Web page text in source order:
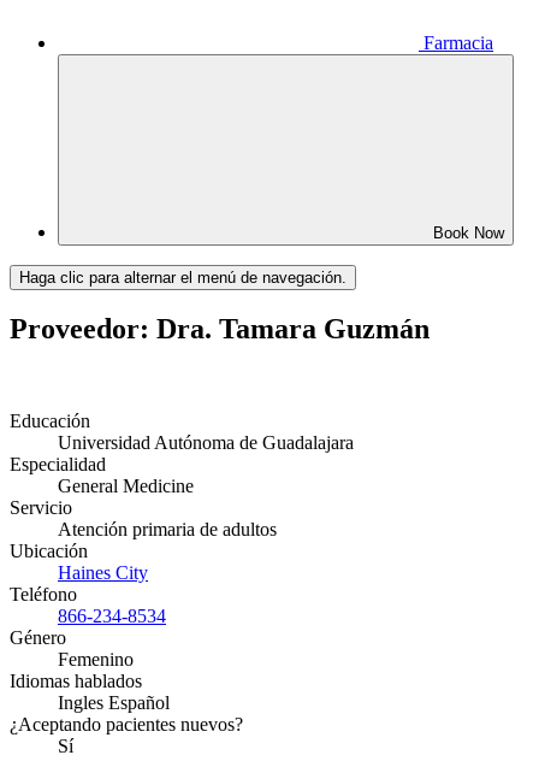
Farmacia
Book Now
Haga clic para alternar el menú de navegación.
Proveedor: Dra. Tamara Guzmán
Educación
Universidad Autónoma de Guadalajara
Especialidad
General Medicine
Servicio
Atención primaria de adultos
Ubicación
Haines City
Teléfono
866-234-8534
Género
Femenino
Idiomas hablados
Ingles Español
¿Aceptando pacientes nuevos?
Sí